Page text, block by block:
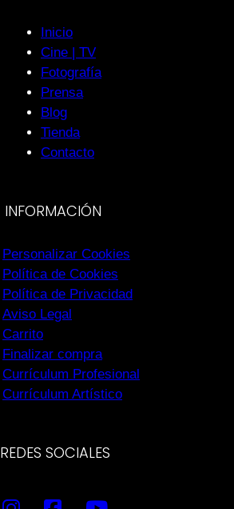
Inicio
Cine | TV
Fotografía
Prensa
Blog
Tienda
Contacto
INFORMACIÓN
Personalizar Cookies
Política de Cookies
Política de Privacidad
Aviso Legal
Carrito
Finalizar compra
Currículum Profesional
Currículum Artístico
REDES SOCIALES